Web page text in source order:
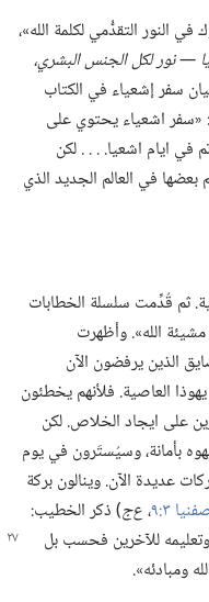
النور التقدُّمي لكلمة الله»،‏
—‏ نور لكل الجنس البشري،‏
سفر إشعياء في الكتاب
اشعياء يحتوي على
في ايام اشعيا.‏ .‏ .‏ .‏ لكن
بعضها في العالم الجديد الذي
ثم قُدِّمت سلسلة الخطابات
الله».‏ وأظهرت
الذين يرفضون الآن
العاصية.‏ فلأنهم يخطئون
على ايجاد الخلاص.‏ لكن
بأمانة،‏ وسيُستَرون في يوم
عديدة الآن.‏ وينالون بركة
٣:‏٩ ‏،‏ع‌ج‏)‏ ذكر الخطيب:‏
للآخرين فحسب بل
ومبادئه».‏